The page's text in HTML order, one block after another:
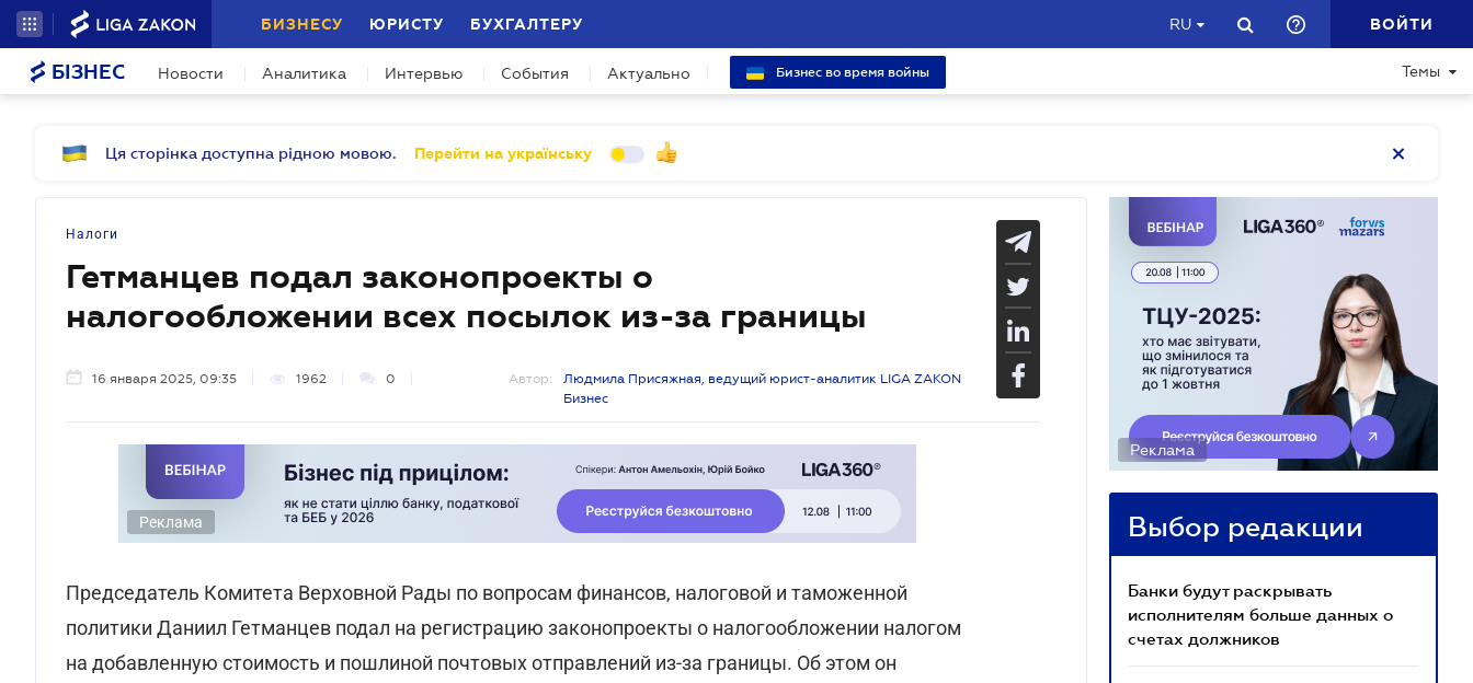
БИЗНЕСУ ЮРИСТУ БУХГАЛТЕРУ RU ВОЙТИ
БІЗНЕС Новости Аналитика Интервью События Актуально Бизнес во время войны Темы
Ця сторінка доступна рідною мовою. Перейти на українську
Налоги
Гетманцев подал законопроекты о
налогообложении всех посылок из-за границы
16 января 2025, 09:35 1962 0 Автор:
Людмила Присяжная, ведущий юрист-аналитик LIGA ZAKON
Бизнес
Реклама
Председатель Комитета Верховной Рады по вопросам финансов, налоговой и таможенной
политики Даниил Гетманцев подал на регистрацию законопроекты о налогообложении налогом
на добавленную стоимость и пошлиной почтовых отправлений из-за границы. Об этом он
Реклама
Выбор редакции
Банки будут раскрывать
исполнителям больше данных о
счетах должников